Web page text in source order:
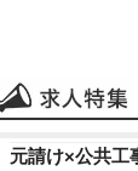
元請け×公共工